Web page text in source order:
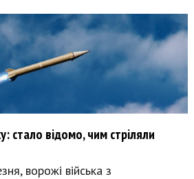
стало відомо, чим стріляли
ворожі війська з